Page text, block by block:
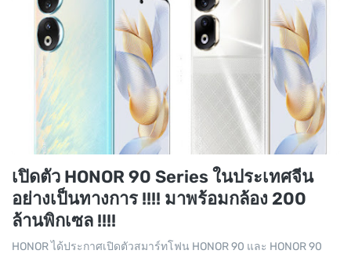
เปิดตัว HONOR 90 Series ในประเทศจีน
อย่างเป็นทางการ !!!! มาพร้อมกล้อง 200
ล้านพิกเซล !!!!
HONOR ได้ประกาศเปิดตัวสมาร์ทโฟน HONOR 90 และ HONOR 90